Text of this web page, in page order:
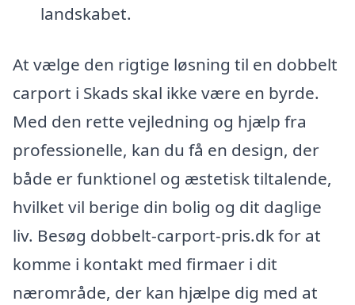
landskabet.
At vælge den rigtige løsning til en dobbelt
carport i Skads skal ikke være en byrde.
Med den rette vejledning og hjælp fra
professionelle, kan du få en design, der
både er funktionel og æstetisk tiltalende,
hvilket vil berige din bolig og dit daglige
liv. Besøg dobbelt-carport-pris.dk for at
komme i kontakt med firmaer i dit
nærområde, der kan hjælpe dig med at